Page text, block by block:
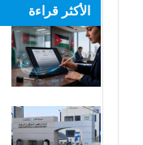
الأكثر قراءة